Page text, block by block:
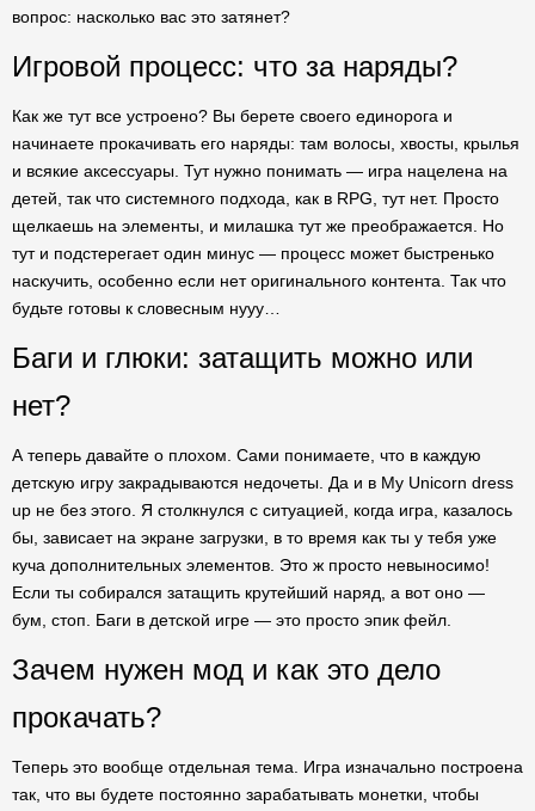
вопрос: насколько вас это затянет?
Игровой процесс: что за наряды?
Как же тут все устроено? Вы берете своего единорога и
начинаете прокачивать его наряды: там волосы, хвосты, крылья
и всякие аксессуары. Тут нужно понимать — игра нацелена на
детей, так что системного подхода, как в RPG, тут нет. Просто
щелкаешь на элементы, и милашка тут же преображается. Но
тут и подстерегает один минус — процесс может быстренько
наскучить, особенно если нет оригинального контента. Так что
будьте готовы к словесным нууу…
Баги и глюки: затащить можно или
нет?
А теперь давайте о плохом. Сами понимаете, что в каждую
детскую игру закрадываются недочеты. Да и в My Unicorn dress
up не без этого. Я столкнулся с ситуацией, когда игра, казалось
бы, зависает на экране загрузки, в то время как ты у тебя уже
куча дополнительных элементов. Это ж просто невыносимо!
Если ты собирался затащить крутейший наряд, а вот оно —
бум, стоп. Баги в детской игре — это просто эпик фейл.
Зачем нужен мод и как это дело
прокачать?
Теперь это вообще отдельная тема. Игра изначально построена
так, что вы будете постоянно зарабатывать монетки, чтобы